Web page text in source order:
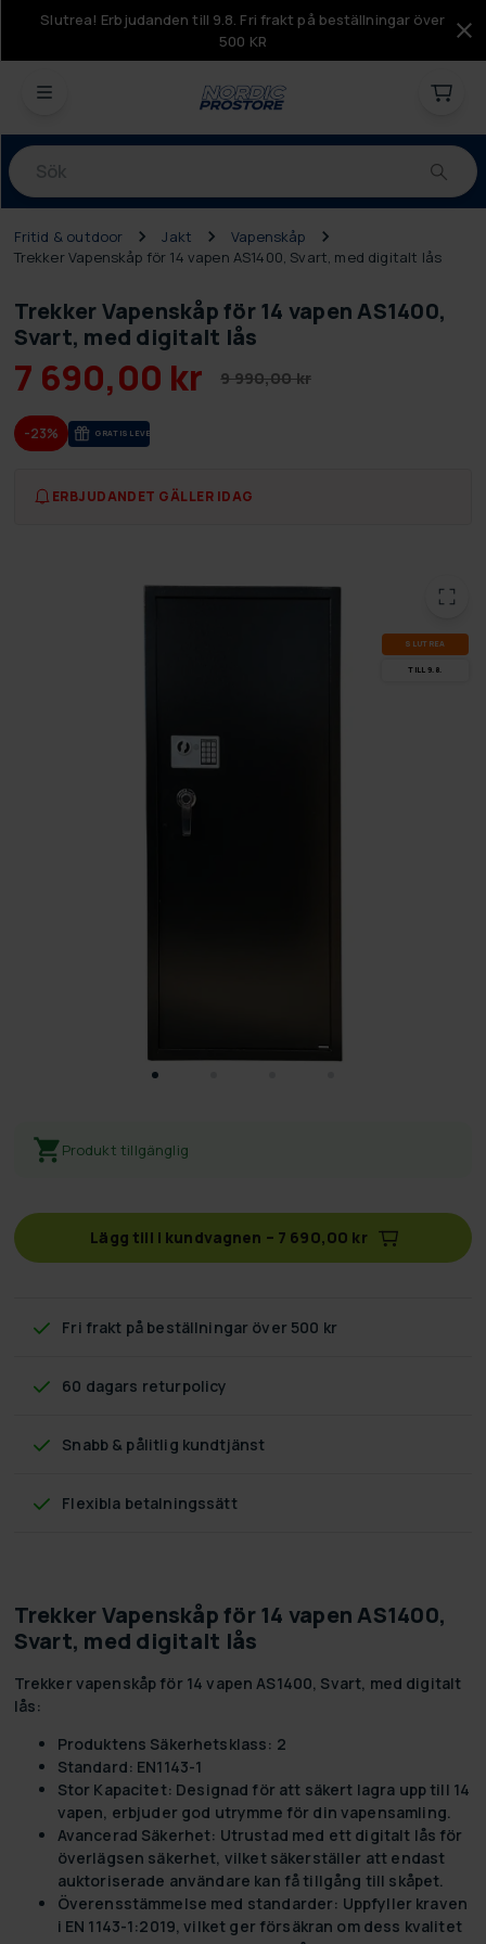
Slutrea! Erbjudanden till 9.8. Fri frakt på beställningar över
500 KR
Produkter
Fritid & outdoor Jakt
Vapenskåp
Trekker Vapenskåp för 14 vapen AS1400, Svart, med digitalt lås
Trekker Vapenskåp för 14 vapen AS1400,
Svart, med digitalt lås
7 690,00 kr 9 990,00 kr
-23% GRA­TIS LE­VE­RANS
ERBJUDANDET GÄLLER IDAG
SLUT­REA
TILL 9.8.
Produkt tillgänglig
Lägg till i kundvagnen – 7 690,00 kr
Fri frakt på beställningar över 500 kr
60 dagars returpolicy
Snabb & pålitlig kundtjänst
Flexibla betalningssätt
Trekker Vapenskåp för 14 vapen AS1400,
Svart, med digitalt lås
Trekker vapenskåp för 14 vapen AS1400, Svart, med digitalt
lås:
Produktens Säkerhetsklass: 2
Standard: EN1143-1
Stor Kapacitet: Designad för att säkert lagra upp till 14
vapen, erbjuder god utrymme för din vapensamling.
Avancerad Säkerhet: Utrustad med ett digitalt lås för
överlägsen säkerhet, vilket säkerställer att endast
auktoriserade användare kan få tillgång till skåpet.
Överensstämmelse med standarder: Uppfyller kraven
i EN 1143-1:2019, vilket ger försäkran om dess kvalitet